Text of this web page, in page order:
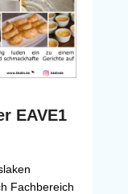
EAVE1
Fachbereich